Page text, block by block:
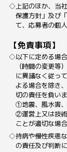
上記のほか、当
保護方針」及び
て、応募者の個
【免責事項】
以下に定める場
（時間の変更等
に異議なく従っ
よる場合を除き
切の責任を負いま
①地震、風水害
②運営上又は技
ことが適切な場合
持病や慢性疾患
の責任及び判断